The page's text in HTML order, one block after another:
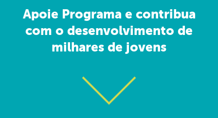
Apoie Programa e contribua
com o desenvolvimento de
milhares de jovens